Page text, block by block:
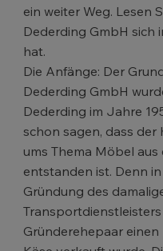
ein weiter Weg. Lesen
Dederding GmbH sich
hat.
Die Anfänge: Der
Dederding GmbH
Dederding im Jahre
schon sagen, dass
ums Thema Möbel aus
entstanden ist. Denn
Gründung des
Gründerehepaar einen